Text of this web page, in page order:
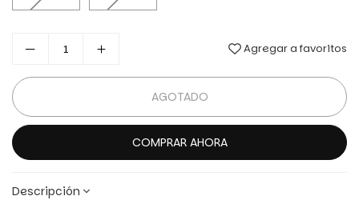
Agregar a favoritos
AGOTADO
COMPRAR AHORA
Descripción